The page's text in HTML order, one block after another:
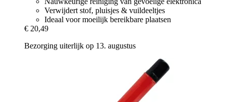
Verwijdert stof, pluisjes & vuildeeltjes
Ideaal voor moeilijk bereikbare plaatsen
€ 20,49
Bezorging uiterlijk op 13. augustus